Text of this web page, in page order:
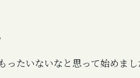
たいないなと思って始めまし